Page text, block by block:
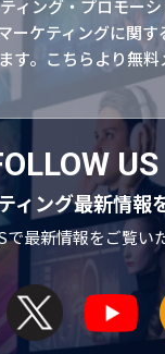
ィング・プロモー
ーケティングに関
す。こちらより無
US
ィング最新情報
で最新情報をご覧い